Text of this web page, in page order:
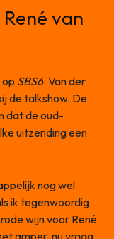
van
SBS6. Van der
de talkshow. De
dat de oud-
uitzending een
nog wel
ik tegenwoordig
wijn voor René